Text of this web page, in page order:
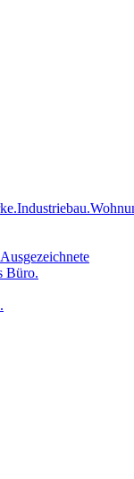
Industriebau.
Ausgezeichnete
Büro.